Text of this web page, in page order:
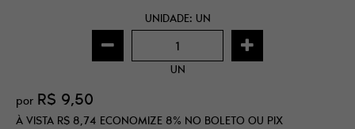
UNIDADE: UN
UN
por R$ 9,50
À VISTA R$ 8,74 ECONOMIZE 8% NO BOLETO OU PIX